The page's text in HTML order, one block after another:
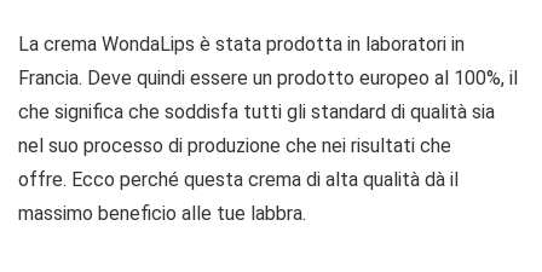
La crema WondaLips è stata prodotta in laboratori in
Francia. Deve quindi essere un prodotto europeo al 100%, il
che significa che soddisfa tutti gli standard di qualità sia
nel suo processo di produzione che nei risultati che
offre. Ecco perché questa crema di alta qualità dà il
massimo beneficio alle tue labbra.